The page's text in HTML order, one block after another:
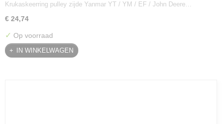
Deere - 119934-01800
Krukaskeerring pulley zijde Yanmar YT / YM / EF / John Deere…
€ 24,74
✓ Op voorraad
IN WINKELWAGEN